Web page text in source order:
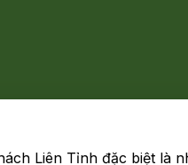
Liên Tỉnh đặc biệt là